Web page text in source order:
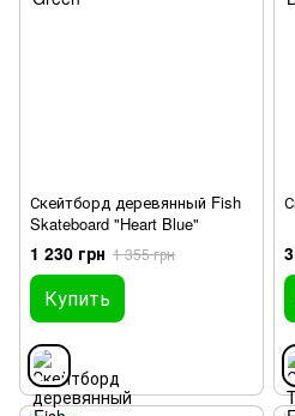
Скейтборд деревянный Fish
Skateboard "Heart Blue"
1 230 грн 1 355 грн
Купить